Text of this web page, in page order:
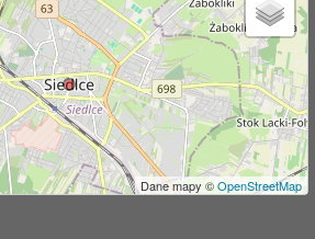
Dane mapy ©OpenStreetMap